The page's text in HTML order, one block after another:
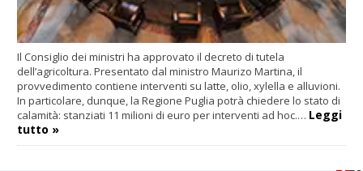
Il Consiglio dei ministri ha approvato il decreto di tutela
dell’agricoltura. Presentato dal ministro Maurizo Martina, il
provvedimento contiene interventi su latte, olio, xylella e alluvioni.
In particolare, dunque, la Regione Puglia potrà chiedere lo stato di
calamità: stanziati 11 milioni di euro per interventi ad hoc.… Leggi
tutto »